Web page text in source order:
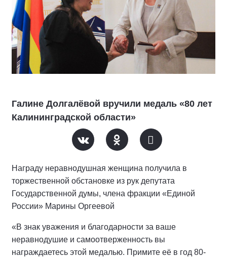
Галине Долгалёвой вручили медаль «80 лет
Калининградской области»
Награду неравнодушная женщина получила в
торжественной обстановке из рук депутата
Государственной думы, члена фракции «Единой
России» Марины Оргеевой
«В знак уважения и благодарности за ваше
неравнодушие и самоотверженность вы
награждаетесь этой медалью. Примите её в год 80-